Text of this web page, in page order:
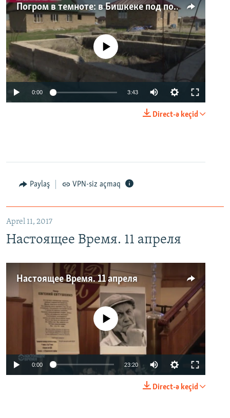
Погром в темноте: в Бишкеке под покровом ночи неизвестные на тракторе снесли три десятка частных домов
No media source currently available
0:00 3:43
Direct-ə keçid
Paylaş VPN-siz açmaq
Aprel 11, 2017
Настоящее Время. 11 апреля
Настоящее Время. 11 апреля
No media source currently available
0:00 23:20
Direct-ə keçid